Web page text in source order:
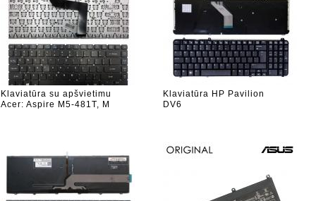
Klaviatūra su apšvietimu
Acer: Aspire M5-481T, M
Klaviatūra HP Pavilion
DV6